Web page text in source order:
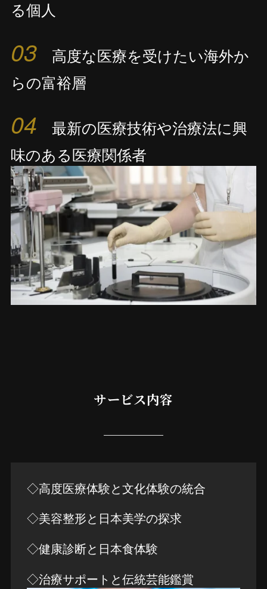
る個人
03高度な医療を受けたい海外か
らの富裕層
04 最新の医療技術や治療法に興
味のある医療関係者
サービス内容
◇高度医療体験と文化体験の統合
◇美容整形と日本美学の探求
◇健康診断と日本食体験
◇治療サポートと伝統芸能鑑賞